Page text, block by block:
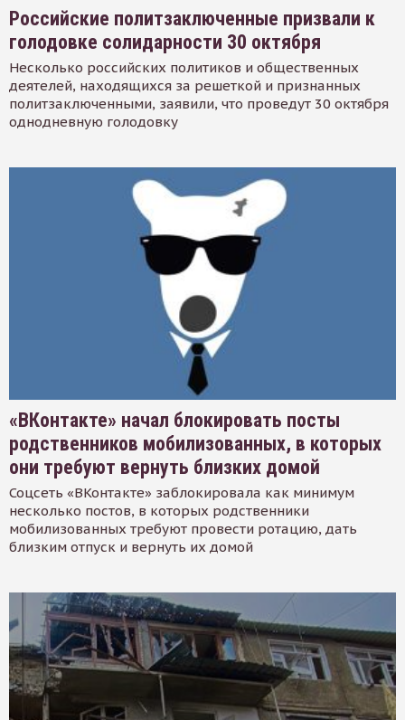
Российские политзаключенные призвали к
голодовке солидарности 30 октября
Несколько российских политиков и общественных
деятелей, находящихся за решеткой и признанных
политзаключенными, заявили, что проведут 30 октября
однодневную голодовку
«ВКонтакте» начал блокировать посты
родственников мобилизованных, в которых
они требуют вернуть близких домой
Соцсеть «ВКонтакте» заблокировала как минимум
несколько постов, в которых родственники
мобилизованных требуют провести ротацию, дать
близким отпуск и вернуть их домой